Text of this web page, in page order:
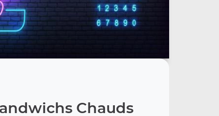
Chauds